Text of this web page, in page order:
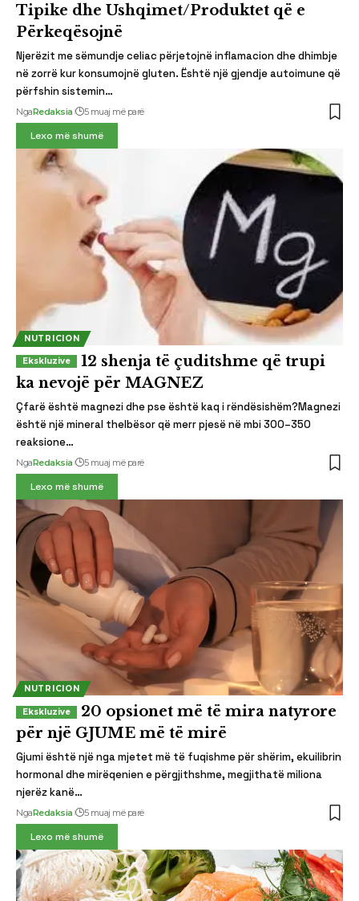
Tipike dhe Ushqimet/Produktet që e
Përkeqësojnë
Njerëzit me sëmundje celiac përjetojnë inflamacion dhe dhimbje
në zorrë kur konsumojnë gluten. Është një gjendje autoimune që
përfshin sistemin…
NgaRedaksia 5 muaj më parë
Lexo më shumë
NUTRICION
12 shenja të çuditshme që trupi
ka nevojë për MAGNEZ
Çfarë është magnezi dhe pse është kaq i rëndësishëm?Magnezi
është një mineral thelbësor që merr pjesë në mbi 300–350
reaksione…
NgaRedaksia 5 muaj më parë
Lexo më shumë
NUTRICION
20 opsionet më të mira natyrore
për një GJUME më të mirë
Gjumi është një nga mjetet më të fuqishme për shërim, ekuilibrin
hormonal dhe mirëqenien e përgjithshme, megjithatë miliona
njerëz kanë…
NgaRedaksia 5 muaj më parë
Lexo më shumë